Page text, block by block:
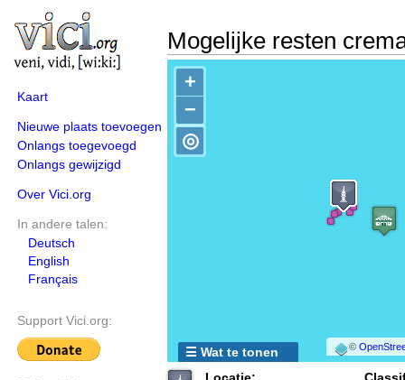
Kaart
Nieuwe plaats toevoegen
Onlangs toegevoegd
Onlangs gewijzigd
Over Vici.org
In andere talen:
Deutsch
English
Français
Support Vici.org:
Mogelijke resten
+
−
©
◎
☰ Wat te tonen